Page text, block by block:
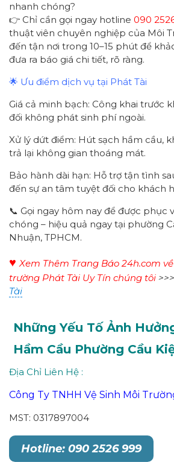
nhanh chóng?
👉 Chỉ cần gọi ngay hotline 090
thuật viên chuyên nghiệp của Môi
đến tận nơi trong 10–15 phút để
đưa ra báo giá chi tiết, rõ ràng.
🌟 Ưu điểm dịch vụ tại Phát Tài
Giá cả minh bạch: Công khai trước
đối không phát sinh phí ngoài.
Xử lý dứt điểm: Hút sạch hầm cầu,
trả lại không gian thoáng mát.
Bảo hành dài hạn: Hỗ trợ tận tình
đến sự an tâm tuyệt đối cho khách
📞 Gọi ngay hôm nay để được phục
chóng – hiệu quả ngay tại phường
Nhuận, TPHCM.
♥Xem Thêm Trang Báo 24h.com
trường Phát Tài Uy Tín chúng tôi >>>
Tài
Những Yếu Tố Ảnh
Hầm Cầu Phường Cầu
Địa Chỉ Liên Hệ :
Công Ty TNHH Vệ Sinh Môi
MST: 0317897004
Hotline: 090 2526 999